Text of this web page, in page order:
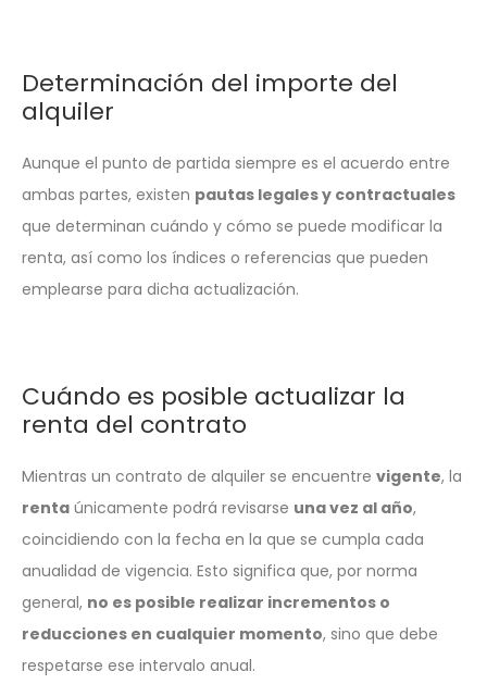
Determinación del importe del
alquiler
Aunque el punto de partida siempre es el acuerdo entre
ambas partes, existen pautas legales y contractuales
que determinan cuándo y cómo se puede modificar la
renta, así como los índices o referencias que pueden
emplearse para dicha actualización.
Cuándo es posible actualizar la
renta del contrato
Mientras un contrato de alquiler se encuentre vigente, la
renta únicamente podrá revisarse una vez al año,
coincidiendo con la fecha en la que se cumpla cada
anualidad de vigencia. Esto significa que, por norma
general, no es posible realizar incrementos o
reducciones en cualquier momento, sino que debe
respetarse ese intervalo anual.